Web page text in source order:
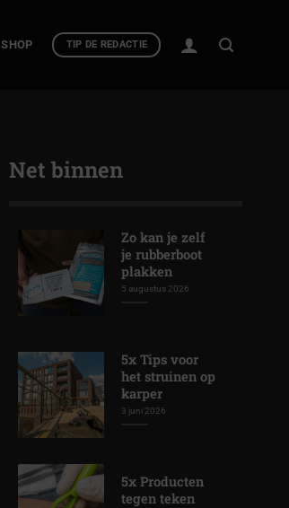
SHOP TIP DE REDACTIE
Net binnen
Zo kan je zelf
je rubberboot
plakken
5 augustus 2026
5x Tips voor
het struinen op
karper
3 juni 2026
5x Producten
tegen teken